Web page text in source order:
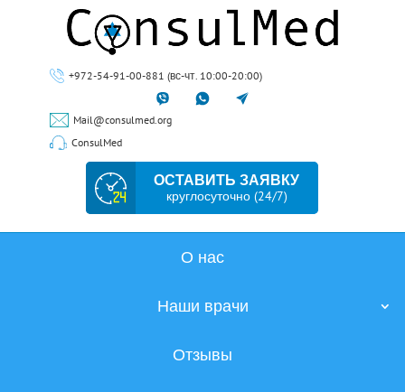
+972-54-91-00-881 (вс-чт. 10:00-20:00)
Mail@consulmed.org
ConsulMed
ОСТАВИТЬ ЗАЯВКУ
круглосуточно (24/7)
О нас
Наши врачи
Отзывы